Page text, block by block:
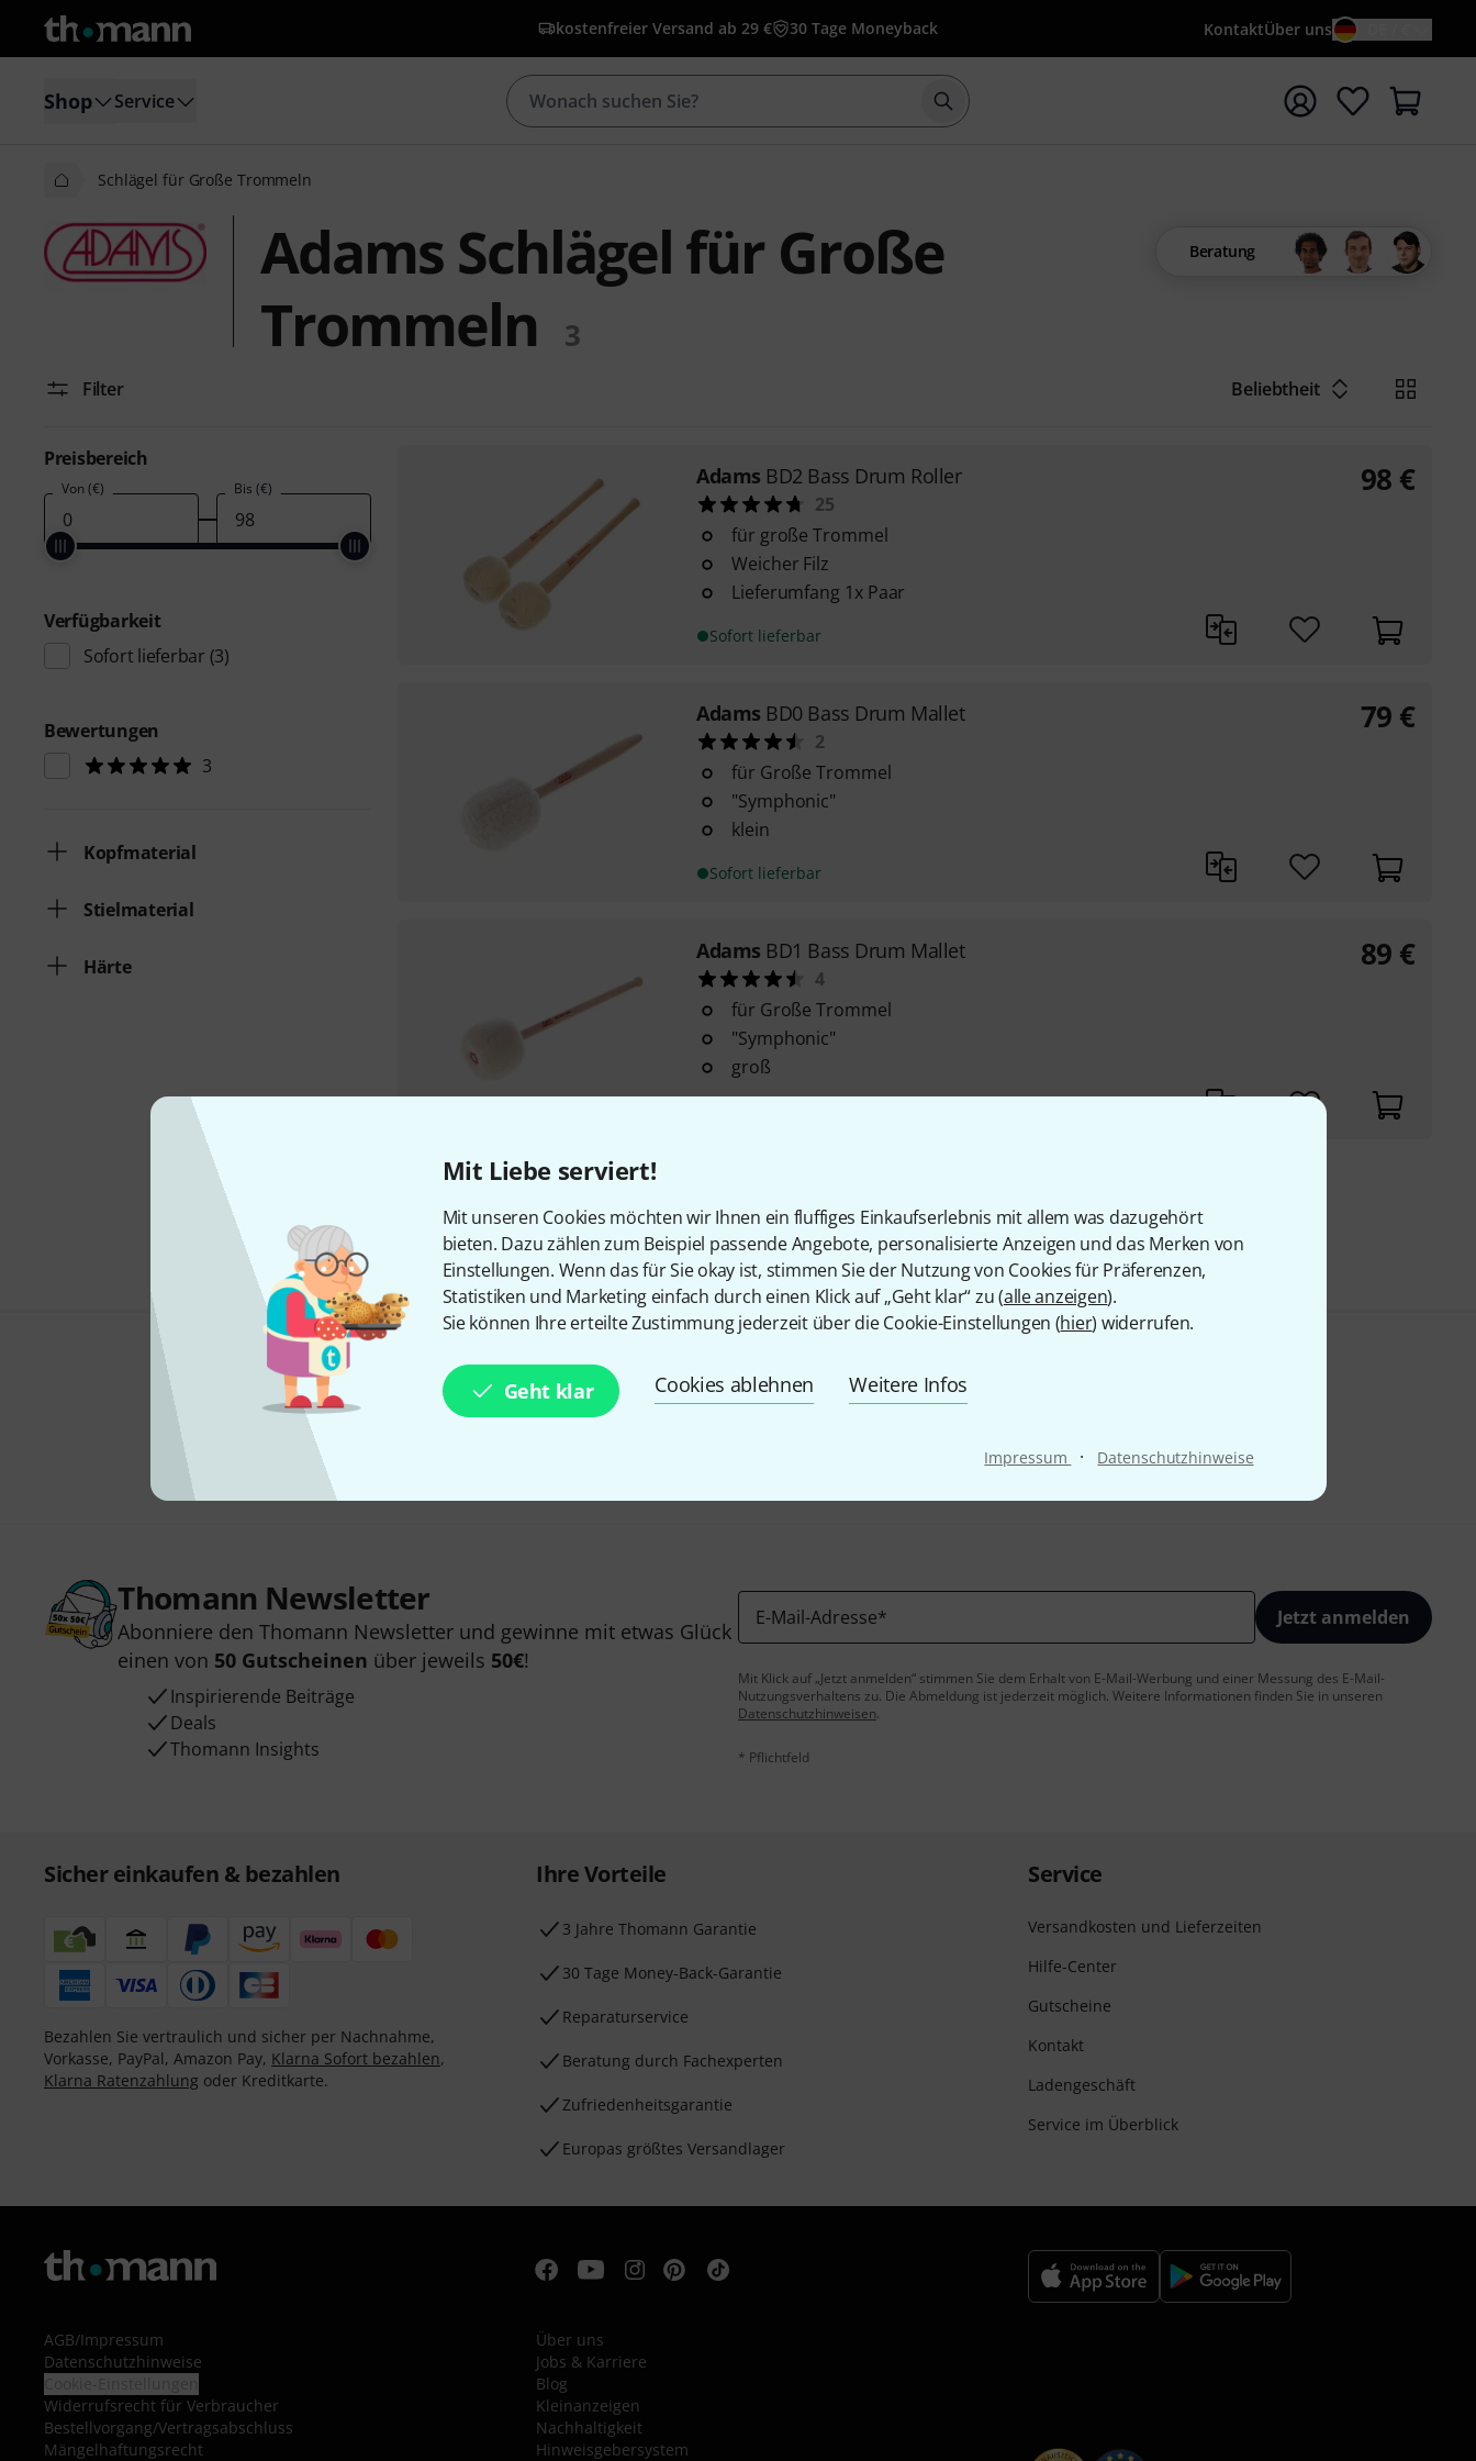
Mit Liebe serviert!
Mit unseren Cookies möchten wir Ihnen ein fluffiges Einkaufserlebnis mit allem was dazugehört
bieten. Dazu zählen zum Beispiel passende Angebote, personalisierte Anzeigen und das Merken von
Einstellungen. Wenn das für Sie okay ist, stimmen Sie der Nutzung von Cookies für Präferenzen,
Statistiken und Marketing einfach durch einen Klick auf „Geht klar“ zu (alle anzeigen).
Sie können Ihre erteilte Zustimmung jederzeit über die Cookie-Einstellungen (hier) widerrufen.
Geht klar Cookies ablehnen Weitere Infos
Impressum · Datenschutzhinweise
kostenfreier Versand ab 29 € 30 Tage Moneyback KontaktÜber uns
Shop Service Suche mit Suchwort {searchTerm} starten
Schlägel für Große Trommeln
Adams Schlägel für Große
Trommeln
3
Beratung
Filter Beliebtheit
Preisbereich
Von (€) Bis (€)
Verfügbarkeit
Sofort lieferbar (3)
Bewertungen
3
Kopfmaterial
Stielmaterial
Härte
Adams BD2 Bass Drum Roller
25
für große Trommel
Weicher Filz
Lieferumfang 1x Paar
Sofort lieferbar
98 €
Adams BD0 Bass Drum Mallet
2
für Große Trommel
"Symphonic"
klein
Sofort lieferbar
79 €
Adams BD1 Bass Drum Mallet
4
für Große Trommel
"Symphonic"
groß
89 €
Alle Preise inkl. MwSt.
Gefällt Ihnen, was Sie sehen?
Thomann Newsletter
Abonniere den Thomann Newsletter und gewinne mit etwas Glück
einen von 50 Gutscheinen über jeweils 50€!
Inspirierende Beiträge
Deals
Thomann Insights
E-Mail-Adresse* Jetzt anmelden
Mit Klick auf „Jetzt anmelden“ stimmen Sie dem Erhalt von E-Mail-Werbung und einer Messung des E-Mail-
Nutzungsverhaltens zu. Die Abmeldung ist jederzeit möglich. Weitere Informationen finden Sie in unseren
Datenschutzhinweisen.
* Pflichtfeld
Sicher einkaufen & bezahlen
Bezahlen Sie vertraulich und sicher per Nachnahme,
Vorkasse, PayPal, Amazon Pay, Klarna Sofort bezahlen,
Klarna Ratenzahlung oder Kreditkarte.
Ihre Vorteile
3 Jahre Thomann Garantie
30 Tage Money-Back-Garantie
Reparaturservice
Beratung durch Fachexperten
Zufriedenheitsgarantie
Europas größtes Versandlager
Service
Versandkosten und Lieferzeiten
Hilfe-Center
Gutscheine
Kontakt
Ladengeschäft
Service im Überblick
AGB/Impressum
Datenschutzhinweise
Widerrufsrecht für Verbraucher
Bestellvorgang/Vertragsabschluss
Mängelhaftungsrecht
Über uns
Jobs & Karriere
Blog
Kleinanzeigen
Nachhaltigkeit
Hinweisgebersystem